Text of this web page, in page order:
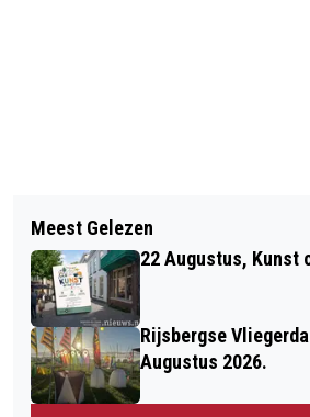
BRAVIS ZIEKENHUIS
BEZOEKTIJDEN UIT PER 1
2018
5 DECEMBER,
VOORLEZEN IN DE
BERGEN OP ZOOM
Meest Gelezen
22 Augustus, Kunst
Rijsbergse
Augustus 2026.